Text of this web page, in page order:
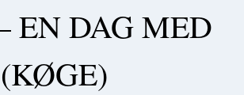
EN DAG MED